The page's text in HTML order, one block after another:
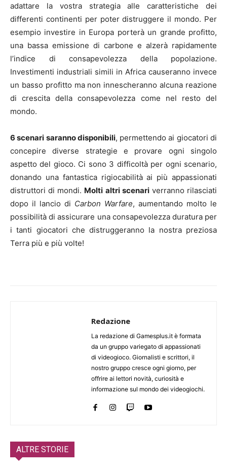
adattare la vostra strategia alle caratteristiche dei
differenti continenti per poter distruggere il mondo. Per
esempio investire in Europa porterà un grande profitto,
una bassa emissione di carbone e alzerà rapidamente
l’indice di consapevolezza della popolazione.
Investimenti industriali simili in Africa causeranno invece
un basso profitto ma non innescheranno alcuna reazione
di crescita della consapevolezza come nel resto del
mondo.
6 scenari saranno disponibili, permettendo ai giocatori di
concepire diverse strategie e provare ogni singolo
aspetto del gioco. Ci sono 3 difficoltà per ogni scenario,
donando una fantastica rigiocabilità ai più appassionati
distruttori di mondi. Molti altri scenariverranno rilasciati
dopo il lancio di Carbon Warfare, aumentando molto le
possibilità di assicurare una consapevolezza duratura per
i tanti giocatori che distruggeranno la nostra preziosa
Terra più e più volte!
Redazione
La redazione di Gamesplus.it è formata
da un gruppo variegato di appassionati
di videogioco. Giornalisti e scrittori, il
nostro gruppo cresce ogni giorno, per
offrire ai lettori novità, curiosità e
informazione sul mondo dei videogiochi.
ALTRE STORIE